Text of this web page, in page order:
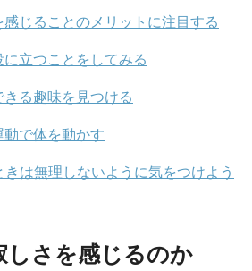
感じることのメリットに注目する
に立つことをしてみる
きる趣味を見つける
動で体を動かす
は無理しないように気をつけよう
しさを感じるのか